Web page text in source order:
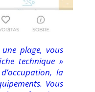
plage, vous
technique »
la
Vous